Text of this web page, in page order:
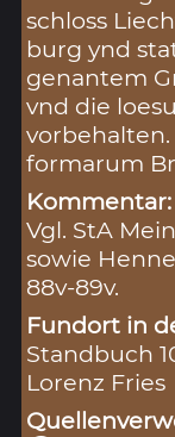
schloss
burg ynd
genantem
vnd die
formarum
Kommentar:
Vgl. StA
sowie
88v-89v.
Fundort in
Standbuch
Lorenz Fries